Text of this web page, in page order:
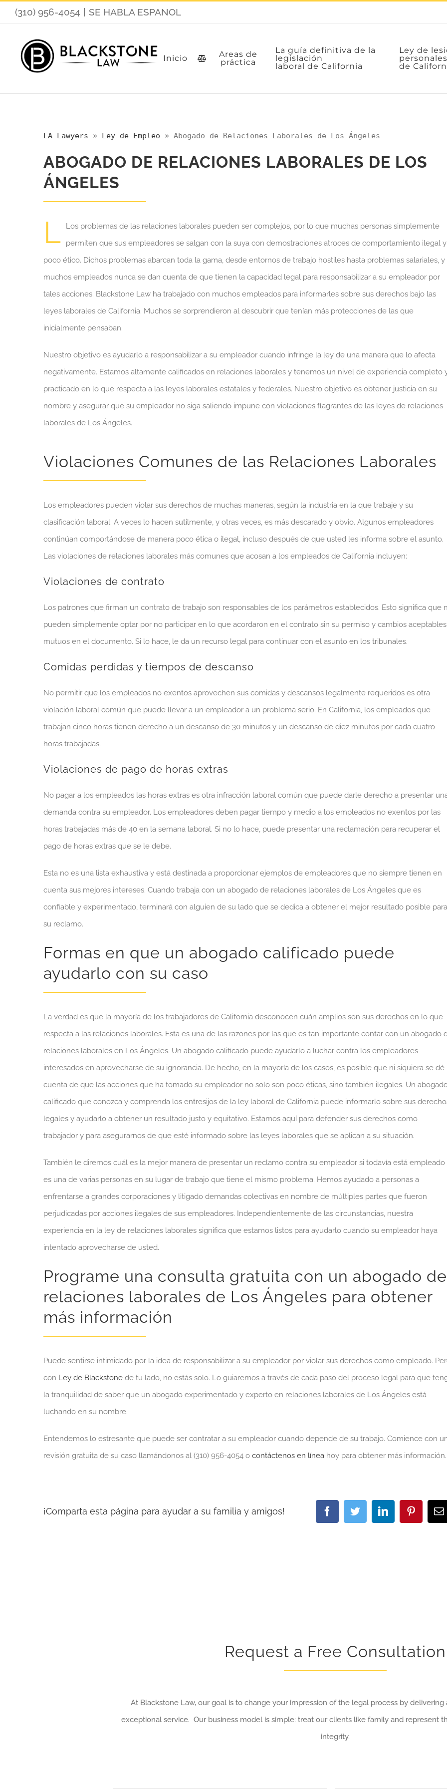
to
content
(310) 956-4054 SE HABLA ESPANOL
Inicio
Areas de
práctica
La guía definitiva de la
legislación
laboral de California
Ley de
personales
de
LA Lawyers » Ley de Empleo » Abogado de Relaciones Laborales de Los Ángeles
ABOGADO DE RELACIONES LABORALES DE LOS
ÁNGELES
L
Los problemas de las relaciones laborales pueden ser complejos, por lo que muchas personas simplemente
permiten que sus empleadores se salgan con la suya con demostraciones atroces de comportamiento ilegal y
poco ético. Dichos problemas abarcan toda la gama, desde entornos de trabajo hostiles hasta problemas salariales, y
muchos empleados nunca se dan cuenta de que tienen la capacidad legal para responsabilizar a su empleador por
tales acciones. Blackstone Law ha trabajado con muchos empleados para informarles sobre sus derechos bajo las
leyes laborales de California. Muchos se sorprendieron al descubrir que tenían más protecciones de las que
inicialmente pensaban.
Nuestro objetivo es ayudarlo a responsabilizar a su empleador cuando infringe la ley de una manera que lo afecta
negativamente. Estamos altamente calificados en relaciones laborales y tenemos un nivel de experiencia completo
practicado en lo que respecta a las leyes laborales estatales y federales. Nuestro objetivo es obtener justicia en su
nombre y asegurar que su empleador no siga saliendo impune con violaciones flagrantes de las leyes de relaciones
laborales de Los Ángeles.
Violaciones Comunes de las Relaciones Laborales
Los empleadores pueden violar sus derechos de muchas maneras, según la industria en la que trabaje y su
clasificación laboral. A veces lo hacen sutilmente, y otras veces, es más descarado y obvio. Algunos empleadores
continúan comportándose de manera poco ética o ilegal, incluso después de que usted les informa sobre el asunto.
Las violaciones de relaciones laborales más comunes que acosan a los empleados de California incluyen:
Violaciones de contrato
Los patrones que firman un contrato de trabajo son responsables de los parámetros establecidos. Esto significa que
pueden simplemente optar por no participar en lo que acordaron en el contrato sin su permiso y cambios aceptables
mutuos en el documento. Si lo hace, le da un recurso legal para continuar con el asunto en los tribunales.
Comidas perdidas y tiempos de descanso
No permitir que los empleados no exentos aprovechen sus comidas y descansos legalmente requeridos es otra
violación laboral común que puede llevar a un empleador a un problema serio. En California, los empleados que
trabajan cinco horas tienen derecho a un descanso de 30 minutos y un descanso de diez minutos por cada cuatro
horas trabajadas.
Violaciones de pago de horas extras
No pagar a los empleados las horas extras es otra infracción laboral común que puede darle derecho a presentar
demanda contra su empleador. Los empleadores deben pagar tiempo y medio a los empleados no exentos por las
horas trabajadas más de 40 en la semana laboral. Si no lo hace, puede presentar una reclamación para recuperar el
pago de horas extras que se le debe.
Esta no es una lista exhaustiva y está destinada a proporcionar ejemplos de empleadores que no siempre tienen en
cuenta sus mejores intereses. Cuando trabaja con un abogado de relaciones laborales de Los Ángeles que es
confiable y experimentado, terminará con alguien de su lado que se dedica a obtener el mejor resultado posible para
su reclamo.
Formas en que un abogado calificado puede
ayudarlo con su caso
La verdad es que la mayoría de los trabajadores de California desconocen cuán amplios son sus derechos en lo que
respecta a las relaciones laborales. Esta es una de las razones por las que es tan importante contar con un abogado
relaciones laborales en Los Ángeles. Un abogado calificado puede ayudarlo a luchar contra los empleadores
interesados en aprovecharse de su ignorancia. De hecho, en la mayoría de los casos, es posible que ni siquiera se dé
cuenta de que las acciones que ha tomado su empleador no solo son poco éticas, sino también ilegales. Un
calificado que conozca y comprenda los entresijos de la ley laboral de California puede informarlo sobre sus
legales y ayudarlo a obtener un resultado justo y equitativo. Estamos aquí para defender sus derechos como
trabajador y para asegurarnos de que esté informado sobre las leyes laborales que se aplican a su situación.
También le diremos cuál es la mejor manera de presentar un reclamo contra su empleador si todavía está empleado
es una de varias personas en su lugar de trabajo que tiene el mismo problema. Hemos ayudado a personas a
enfrentarse a grandes corporaciones y litigado demandas colectivas en nombre de múltiples partes que fueron
perjudicadas por acciones ilegales de sus empleadores. Independientemente de las circunstancias, nuestra
experiencia en la ley de relaciones laborales significa que estamos listos para ayudarlo cuando su empleador haya
intentado aprovecharse de usted.
Programe una consulta gratuita con un abogado de
relaciones laborales de Los Ángeles para obtener
más información
Puede sentirse intimidado por la idea de responsabilizar a su empleador por violar sus derechos como empleado.
con Ley de Blackstone de tu lado, no estás solo. Lo guiaremos a través de cada paso del proceso legal para que
la tranquilidad de saber que un abogado experimentado y experto en relaciones laborales de Los Ángeles está
luchando en su nombre.
Entendemos lo estresante que puede ser contratar a su empleador cuando depende de su trabajo. Comience con
revisión gratuita de su caso llamándonos al (310) 956-4054 o contáctenos en línea hoy para obtener más información.
¡Comparta esta página para ayudar a su familia y amigos!
Request a Free Consultation
At Blackstone Law, our goal is to change your impression of the legal process by delivering
exceptional service. Our business model is simple: treat our clients like family and represent
integrity.